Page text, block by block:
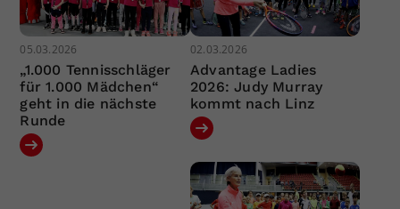
05.03.2026
„1.000 Tennisschläger
für 1.000 Mädchen“
geht in die nächste
Runde
02.03.2026
Advantage Ladies
2026: Judy Murray
kommt nach Linz